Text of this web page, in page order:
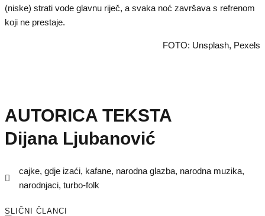
(niske) strati vode glavnu riječ, a svaka noć završava s refrenom
koji ne prestaje.
FOTO: Unsplash, Pexels
AUTORICA TEKSTA
Dijana Ljubanović
cajke, gdje izaći, kafane, narodna glazba, narodna muzika,
narodnjaci, turbo-folk
SLIČNI ČLANCI